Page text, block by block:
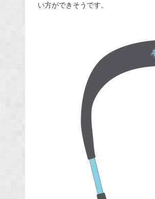
い方ができそうです。